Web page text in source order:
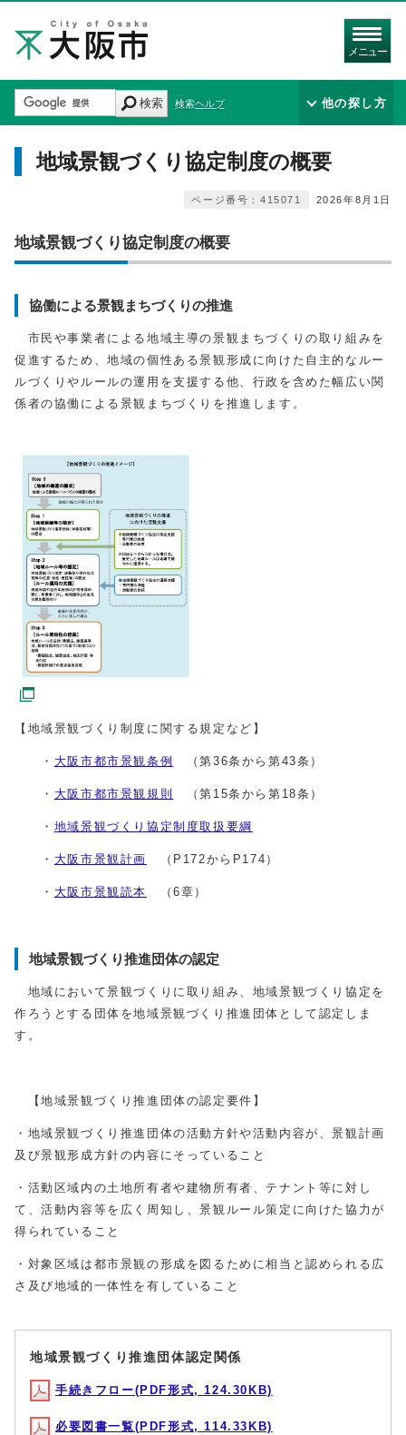
メニュー
検索 検索ヘルプ 他の探し方
地域景観づくり協定制度の概要
2026年8月1日
ページ番号：415071
地域景観づくり協定制度の概要
協働による景観まちづくりの推進
市民や事業者による地域主導の景観まちづくりの取り組みを
促進するため、地域の個性ある景観形成に向けた自主的なルー
ルづくりやルールの運用を支援する他、行政を含めた幅広い関
係者の協働による景観まちづくりを推進します。
【地域景観づくり制度に関する規定など】
・ 大阪市都市景観条例 （第36条から第43条）
・ 大阪市都市景観規則 （第15条から第18条）
・ 地域景観づくり協定制度取扱要綱
・ 大阪市景観計画 （P172からP174）
・ 大阪市景観読本 （6章）
地域景観づくり推進団体の認定
地域において景観づくりに取り組み、地域景観づくり協定を
作ろうとする団体を地域景観づくり推進団体として認定しま
す。
【地域景観づくり推進団体の認定要件】
・地域景観づくり推進団体の活動方針や活動内容が、景観計画
及び景観形成方針の内容にそっていること
・活動区域内の土地所有者や建物所有者、テナント等に対し
て、活動内容等を広く周知し、景観ルール策定に向けた協力が
得られていること
・対象区域は都市景観の形成を図るために相当と認められる広
さ及び地域的一体性を有していること
地域景観づくり推進団体認定関係
手続きフロー(PDF形式, 124.30KB)
必要図書一覧(PDF形式, 114.33KB)